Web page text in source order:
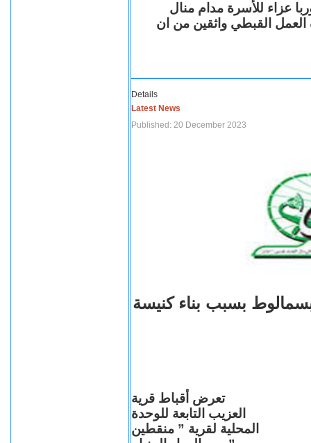
عزاء للأسرة مدام منال
العمل القبطي واثقين من ان
Details
Latest News
Published: 20 December 2023
بسبب بناء كنيسة
تعرض أقباط قرية
العزيب التابعة للوحدة
المحلية لقرية ” منقطين